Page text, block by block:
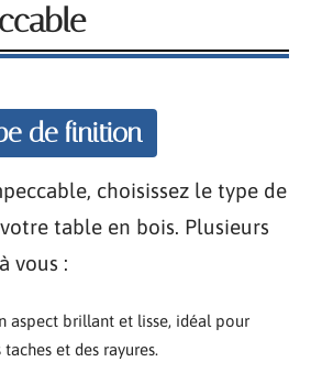
de finition
choisissez le type de
table en bois. Plusieurs
vous :
aspect brillant et lisse, idéal pour
et des rayures.